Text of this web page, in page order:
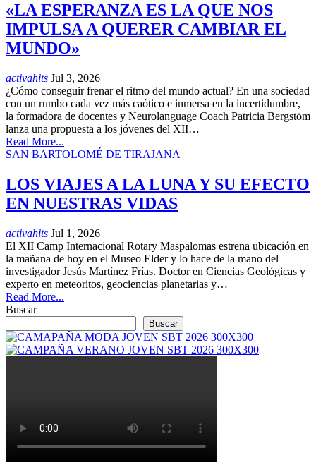
«LA ESPERANZA ES LA QUE NOS
IMPULSA A QUERER CAMBIAR EL
MUNDO»
activahits Jul 3, 2026
¿Cómo conseguir frenar el ritmo del mundo actual? En una sociedad
con un rumbo cada vez más caótico e inmersa en la incertidumbre,
la formadora de docentes y Neurolanguage Coach Patricia Bergstöm
lanza una propuesta a los jóvenes del XII…
Read More...
SAN BARTOLOMÉ DE TIRAJANA
LOS VIAJES A LA LUNA Y SU EFECTO
EN NUESTRAS VIDAS
activahits Jul 1, 2026
El XII Camp Internacional Rotary Maspalomas estrena ubicación en
la mañana de hoy en el Museo Elder y lo hace de la mano del
investigador Jesús Martínez Frías. Doctor en Ciencias Geológicas y
experto en meteoritos, geociencias planetarias y…
Read More...
Buscar
Buscar